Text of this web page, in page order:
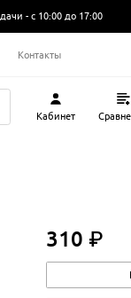
-с 10:00 до 17:00
Контакты
Кабинет
310 ₽